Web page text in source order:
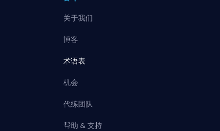
关于我们
博客
术语表
机会
代练团队
帮助 & 支持